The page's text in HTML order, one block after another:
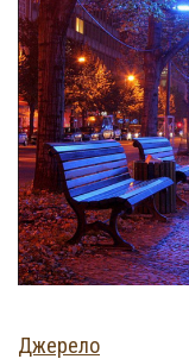
Джерело